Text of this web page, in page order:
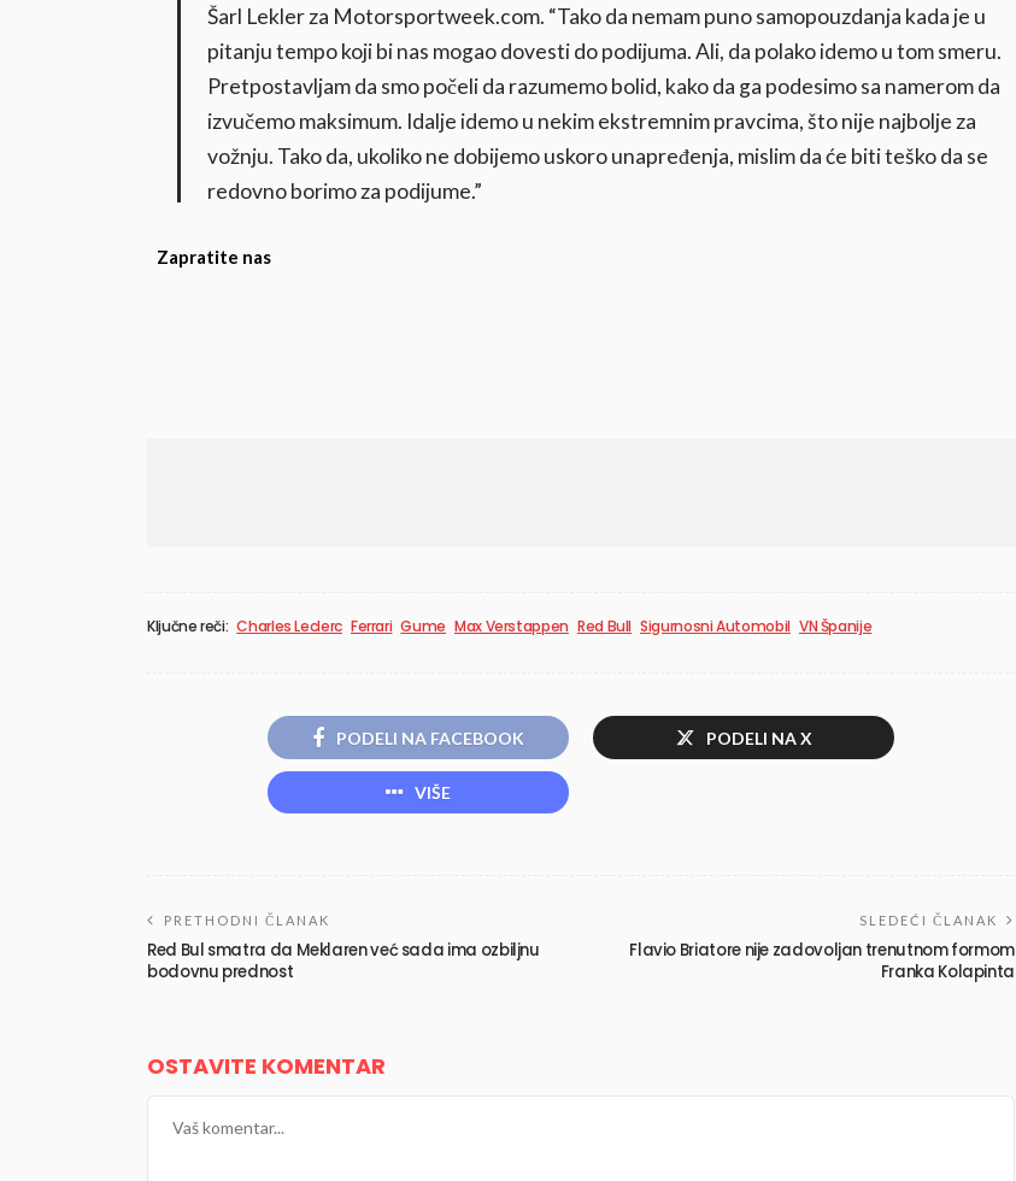
Šarl Lekler za Motorsportweek.com. “Tako da nemam puno samopouzdanja kada je u
pitanju tempo koji bi nas mogao dovesti do podijuma. Ali, da polako idemo u tom smeru.
Pretpostavljam da smo počeli da razumemo bolid, kako da ga podesimo sa namerom da
izvučemo maksimum. Idalje idemo u nekim ekstremnim pravcima, što nije najbolje za
vožnju. Tako da, ukoliko ne dobijemo uskoro unapređenja, mislim da će biti teško da se
redovno borimo za podijume.”
Zapratite nas
Ključne reči: Charles Leclerc Ferrari Gume Max Verstappen Red Bull Sigurnosni Automobil VN Španije
PODELI NA FACEBOOK PODELI NA X
VIŠE
PRETHODNI ČLANAK
Red Bul smatra da Meklaren već sada ima ozbiljnu
bodovnu prednost
SLEDEĆI ČLANAK
Flavio Briatore nije zadovoljan trenutnom formom
Franka Kolapinta
OSTAVITE KOMENTAR